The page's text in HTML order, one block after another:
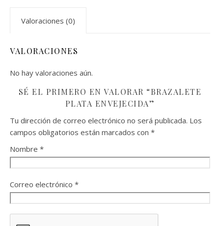
Valoraciones (0)
VALORACIONES
No hay valoraciones aún.
SÉ EL PRIMERO EN VALORAR “BRAZALETE
PLATA ENVEJECIDA”
Tu dirección de correo electrónico no será publicada. Los
campos obligatorios están marcados con *
Nombre *
Correo electrónico *